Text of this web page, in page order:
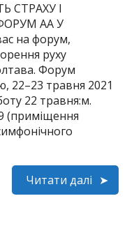
СТРАХУ І
АА У
на форум,
руху
Форум
22–23 травня 2021
22 травня:м.
(приміщення
Читати далі